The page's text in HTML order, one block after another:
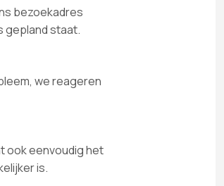
bezoekadres
gepland staat.
we reageren
ook eenvoudig het
is.